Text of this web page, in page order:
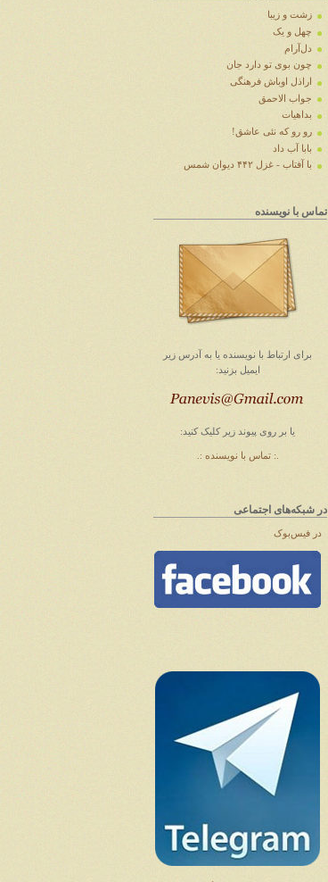
زشت و زیبا
چهل و یک
دل‌آرام
چون بوی تو دارد جان
اراذل اوباش فرهنگی
جواب الاحمق
بداهیات
رو رو که نئی عاشق!
بابا آب داد
با آفتاب - غزل ۴۴۲ دیوان شمس
تماس با نویسنده
برای ارتباط با نویسنده یا به آدرس زیر
ایمیل بزنید:
یا بر روی پیوند زیر کلیک کنید:
.: تماس با نویسنده :.
در شبکه‌های اجتماعی
در فیس‌بوک